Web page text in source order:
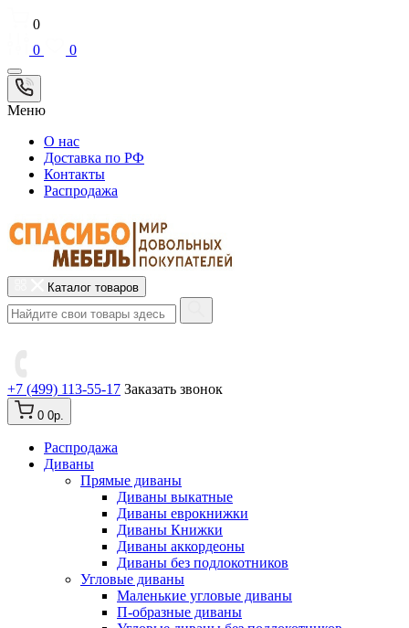
0
0
0
Меню
О нас
Доставка по РФ
Контакты
Распродажа
Каталог товаров
+7 (499) 113-55-17 Заказать звонок
0 0р.
Распродажа
Диваны
Прямые диваны
Диваны выкатные
Диваны еврокнижки
Диваны Книжки
Диваны аккордеоны
Диваны без подлокотников
Угловые диваны
Маленькие угловые диваны
П-образные диваны